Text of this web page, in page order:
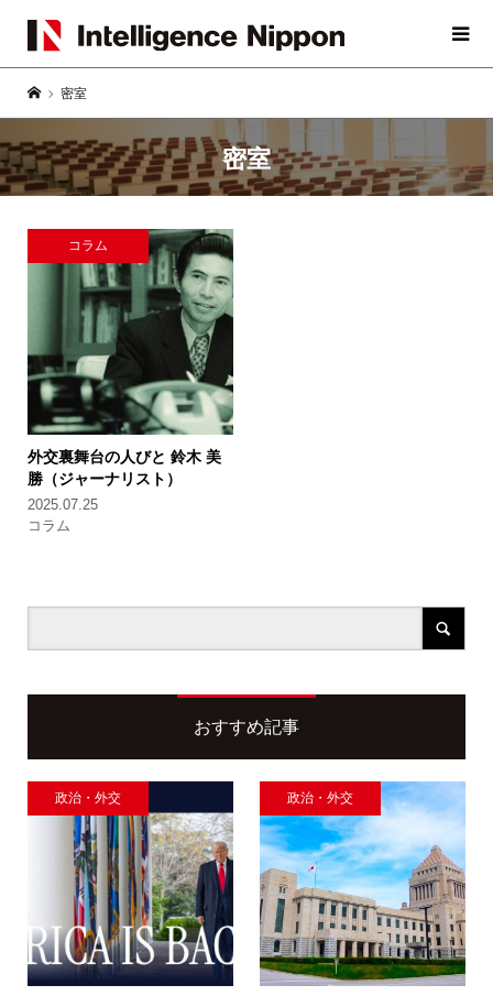
密室
密室
コラム
外交裏舞台の人びと 鈴木 美
勝（ジャーナリスト）
2025.07.25
コラム
おすすめ記事
政治・外交 政治・外交